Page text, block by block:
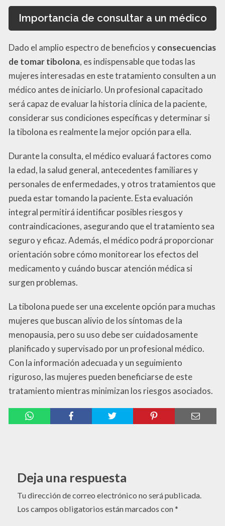
Importancia de consultar a un médico
Dado el amplio espectro de beneficios yconsecuencias
de tomar tibolona, es indispensable que todas las
mujeres interesadas en este tratamiento consulten a un
médico antes de iniciarlo. Un profesional capacitado
será capaz de evaluar la historia clínica de la paciente,
considerar sus condiciones específicas y determinar si
la tibolona es realmente la mejor opción para ella.
Durante la consulta, el médico evaluará factores como
la edad, la salud general, antecedentes familiares y
personales de enfermedades, y otros tratamientos que
pueda estar tomando la paciente. Esta evaluación
integral permitirá identificar posibles riesgos y
contraindicaciones, asegurando que el tratamiento sea
seguro y eficaz. Además, el médico podrá proporcionar
orientación sobre cómo monitorear los efectos del
medicamento y cuándo buscar atención médica si
surgen problemas.
La tibolona puede ser una excelente opción para muchas
mujeres que buscan alivio de los síntomas de la
menopausia, pero su uso debe ser cuidadosamente
planificado y supervisado por un profesional médico.
Con la información adecuada y un seguimiento
riguroso, las mujeres pueden beneficiarse de este
tratamiento mientras minimizan los riesgos asociados.
Deja una respuesta
Tu dirección de correo electrónico no será publicada.
Los campos obligatorios están marcados con*